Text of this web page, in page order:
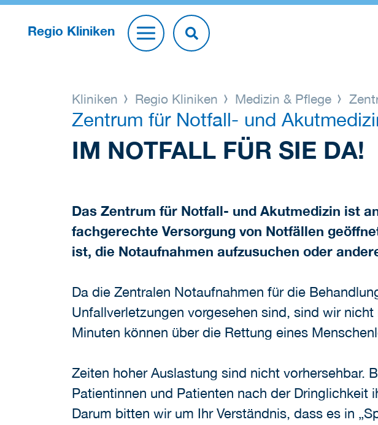
Regio Kliniken
Kliniken Regio Kliniken Medizin & Pflege
Zentrum für Notfall- und
IM NOTFALL FÜR SIE DA!
Das Zentrum für Notfall- und Akutmedizin ist
fachgerechte Versorgung von Notfällen
ist, die Notaufnahmen aufzusuchen oder
Da die Zentralen Notaufnahmen für die
Unfallverletzungen vorgesehen sind, sind wir
Minuten können über die Rettung eines
Zeiten hoher Auslastung sind nicht vorhersehbar.
Patientinnen und Patienten nach der
Darum bitten wir um Ihr Verständnis, dass es in